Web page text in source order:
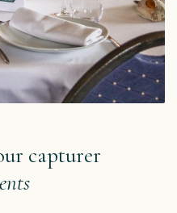
capturer